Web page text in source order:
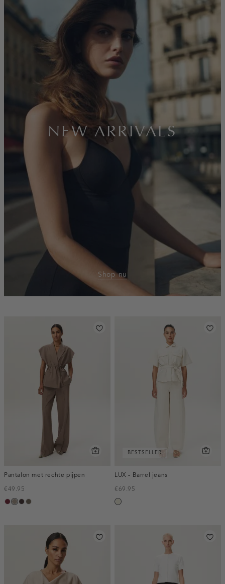
banner:new-
arrivals
NEW ARRIVALS
Shop nu
Pantalon met rechte pijpen
€49.95
bordeaux,
taupe,
choco,
bruin
BESTSELLER
LUX - Barrel jeans
€69.95
ecru